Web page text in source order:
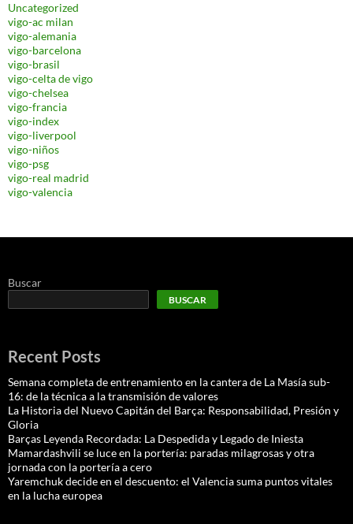
Uncategorized
vigo-ac milan
vigo-alemania
vigo-barcelona
vigo-brasil
vigo-celta de vigo
vigo-chelsea
vigo-francia
vigo-index
vigo-liverpool
vigo-niños
vigo-psg
vigo-real madrid
vigo-valencia
Buscar
BUSCAR
Recent Posts
Semana completa de entrenamiento en la cantera de La Masía sub-
16: de la técnica a la transmisión de valores
La Historia del Nuevo Capitán del Barça: Responsabilidad, Presión y
Gloria
Barças Leyenda Recordada: La Despedida y Legado de Iniesta
Mamardashvili se luce en la portería: paradas milagrosas y otra
jornada con la portería a cero
Yaremchuk decide en el descuento: el Valencia suma puntos vitales
en la lucha europea